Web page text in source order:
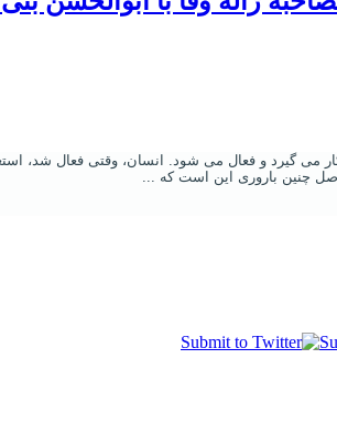
گیرد و فعال می شود. انسان، وقتی فعال شد،
چنین باروری این است که ...